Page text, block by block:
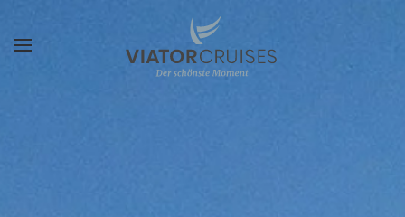
Zum Hauptinhalt springen